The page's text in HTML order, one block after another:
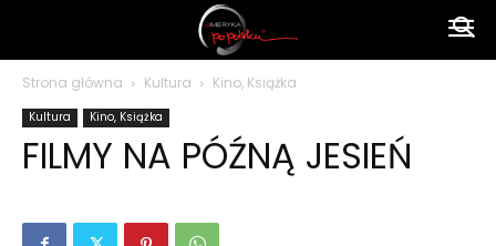
polsku
Strona główna Kultura Kino, Książka
Kultura Kino, Książka
FILMY NA PÓŹNĄ JESIEŃ